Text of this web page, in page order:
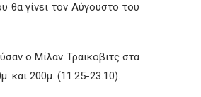
θα γίνει τον Αύγουστο του
ο Μίλαν Τραϊκοβιτς στα
και 200μ. (11.25-23.10).